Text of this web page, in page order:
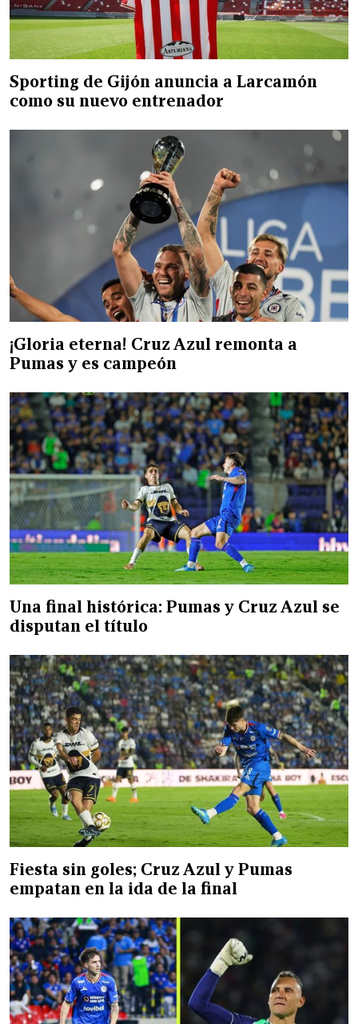
Sporting de Gijón anuncia a Larcamón
como su nuevo entrenador
¡Gloria eterna! Cruz Azul remonta a
Pumas y es campeón
Una final histórica: Pumas y Cruz Azul se
disputan el título
Fiesta sin goles; Cruz Azul y Pumas
empatan en la ida de la final